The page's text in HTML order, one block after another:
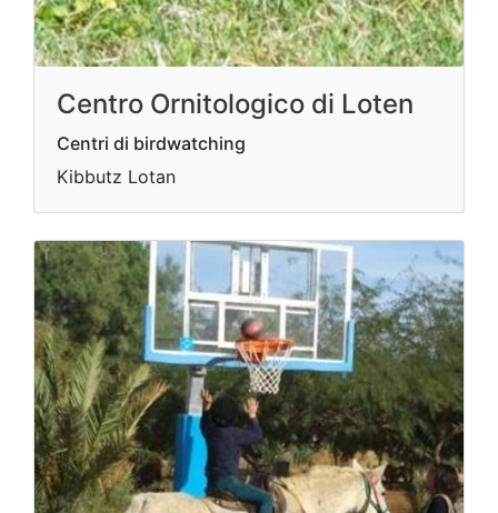
Centro Ornitologico di Loten
Centri di birdwatching
Kibbutz Lotan